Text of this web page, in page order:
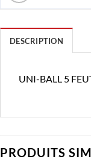
DESCRIPTION
UNI-BALL 5
PRODUITS